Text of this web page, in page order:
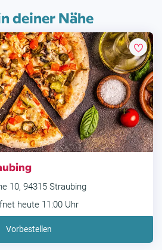
deiner Nähe
10, 94315 Straubing
heute 11:00 Uhr
Vorbestellen